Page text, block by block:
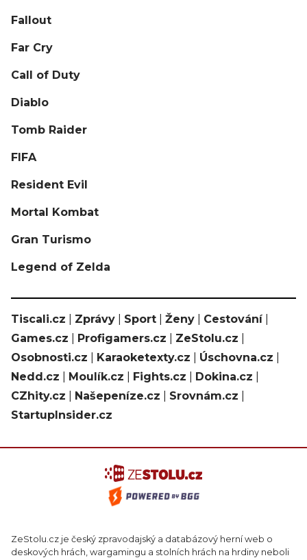
Fallout
Far Cry
Call of Duty
Diablo
Tomb Raider
FIFA
Resident Evil
Mortal Kombat
Gran Turismo
Legend of Zelda
Tiscali.cz Zprávy Sport Ženy Cestování|
Games.cz
Profigamers.cz ZeStolu.cz
Osobnosti.cz
Karaoketexty.cz Úschovna.cz
Nedd.cz
Moulík.cz Fights.cz Dokina.cz
CZhity.cz
Našepeníze.cz Srovnám.cz
StartupInsider.cz
ZeStolu.cz je český zpravodajský a databázový herní web o
deskových hrách, wargamingu a stolních hrách na hrdiny neboli